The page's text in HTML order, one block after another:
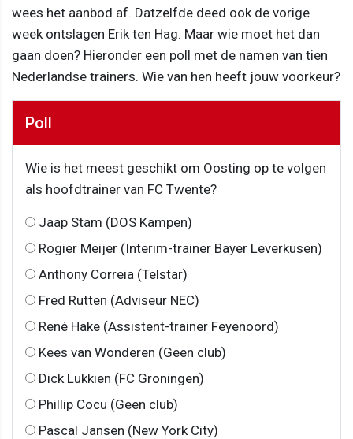
wees het aanbod af. Datzelfde deed ook de vorige
week ontslagen Erik ten Hag. Maar wie moet het dan
gaan doen? Hieronder een poll met de namen van tien
Nederlandse trainers. Wie van hen heeft jouw voorkeur?
Poll
Wie is het meest geschikt om Oosting op te volgen
als hoofdtrainer van FC Twente?
Jaap Stam (DOS Kampen)
Rogier Meijer (Interim-trainer Bayer Leverkusen)
Anthony Correia (Telstar)
Fred Rutten (Adviseur NEC)
René Hake (Assistent-trainer Feyenoord)
Kees van Wonderen (Geen club)
Dick Lukkien (FC Groningen)
Phillip Cocu (Geen club)
Pascal Jansen (New York City)